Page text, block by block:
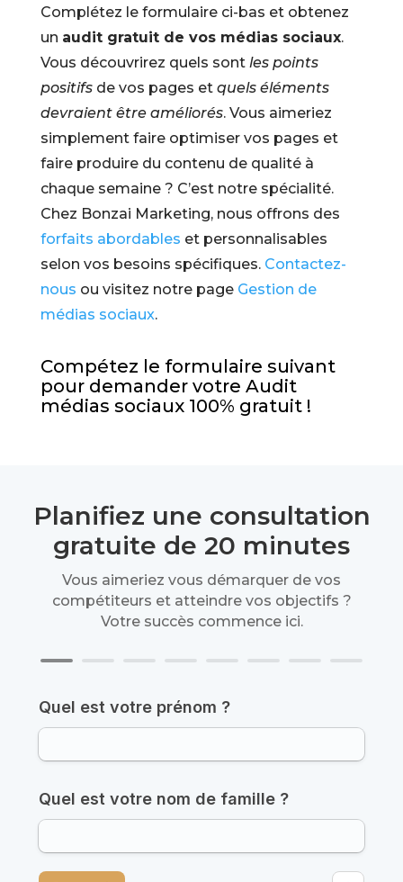
Complétez le formulaire ci-bas et obtenez
un audit gratuit de vos médias sociaux.
Vous découvrirez quels sont les points
positifsde vos pages et quels éléments
devraient être améliorés. Vous aimeriez
simplement faire optimiser vos pages et
faire produire du contenu de qualité à
chaque semaine ? C’est notre spécialité.
Chez Bonzai Marketing, nous offrons des
forfaits abordables et personnalisables
selon vos besoins spécifiques. Contactez-
nous ou visitez notre page Gestion de
médias sociaux.
Compétez le formulaire suivant
pour demander votre Audit
médias sociaux 100% gratuit !
Planifiez une consultation
gratuite de 20 minutes
Vous aimeriez vous démarquer de vos
compétiteurs et atteindre vos objectifs ?
Votre succès commence ici.